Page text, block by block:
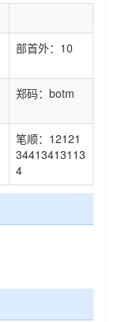
部首外：10
郑码：botm
笔顺：12121
34413413113
4